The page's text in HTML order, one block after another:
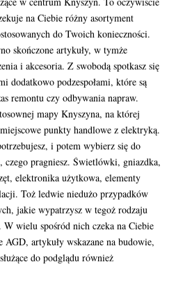
na Ciebie różny asortyment
do Twoich konieczności.
skończone artykuły, w tymże
i akcesoria. Z swobodą spotkasz się
dodatkowo podzespołami, które są
remontu czy odbywania napraw.
mapy Knyszyna, na której
punkty handlowe z elektryką.
i potem wybierz się do
czego pragniesz. Świetlówki, gniazdka,
elektronika użytkowa, elementy
Toż ledwie niedużo przypadków
jakie wypatrzysz w tegoż rodzaju
wielu spośród nich czeka na Ciebie
AGD, artykuły wskazane na budowie,
do podglądu również